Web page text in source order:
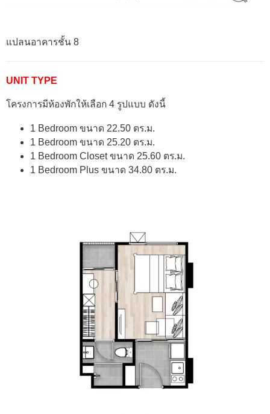
แปลนอาคารชั้น 8
UNIT TYPE
โครงการมีห้องพักให้เลือก 4 รูปแบบ ดังนี้
1 Bedroom ขนาด 22.50 ตร.ม.
1 Bedroom ขนาด 25.20 ตร.ม.
1 Bedroom Closet ขนาด 25.60 ตร.ม.
1 Bedroom Plus ขนาด 34.80 ตร.ม.